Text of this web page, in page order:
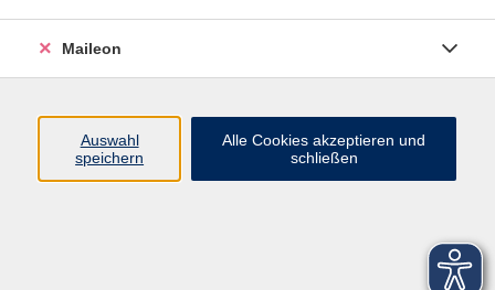
Maileon
Auswahl
speichern
Alle Cookies akzeptieren und
schließen